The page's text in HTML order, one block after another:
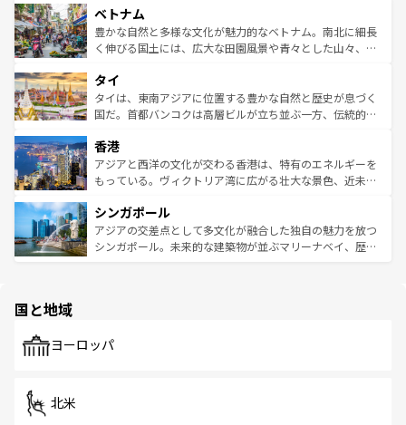
参照してほしい。
容にもいいと評判のスイーツなど、バラエティ豊かな料理
が味わえる。 なお、新着の台湾情報は コンテンツ一覧を参
照してほしい。
き、地方に足を延ばせば四季折々の自然美を楽しむことが
できる。そして、キムチや焼肉、絶品のストリートフード
まで、さまざまな韓国料理が待っている。夜には、韓国な
リティに包まれながら、韓国の多彩な魅力を心ゆくまで味
わってみてほしい。 なお、新着の韓国情報はコンテンツ一
覧を参照してほしい。
ベトナム
豊かな自然と多様な文化が魅力的なベトナム。南北に細長
く伸びる国土には、広大な田園風景や青々とした山々、世
急速な発展と共に伝統が息づく。ハノイの古い町並みやホ
ーチミン市のフランス統治時代の建物も、独特の雰囲気を
醸し出している。また、バラエティの豊かさとおいしさで
とつ。フォーやバインミー、ベトナムコーヒーなどは、ぜ
ひ現地で味わいたい。どの地域を訪れてもあたたかい人々
が旅行者を迎えてくれるので、きっと忘れられない旅にな
参照してほしい。
タイ
タイは、東南アジアに位置する豊かな自然と歴史が息づく
国だ。首都バンコクは高層ビルが立ち並ぶ一方、伝統的な
の活気が交差している。北部ではチェンマイなどの山岳地
帯で自然と触れ合い、南部ではプーケットやクラビの美し
いビーチでリゾート気分を楽しむことができる。タイ料理
激する。気候は一年中温暖で、どの季節にも異なる楽しみ
が待っている。親しみやすいタイの人々、仏教を中心とし
た文化、そして多様な観光資源が、訪れる旅人を魅了し続
香港
アジアと西洋の文化が交わる香港は、特有のエネルギーを
もっている。ヴィクトリア湾に広がる壮大な景色、近未来
み、どこを訪れても感動するはず。観光スポットが密集し
ており、効率よく見どころを回れるのも魅力。息をのむよ
うな絶景から文化的な体験まで、香港を存分に楽しみ尽く
シンガポール
アジアの交差点として多文化が融合した独自の魅力を放つ
シンガポール。未来的な建築物が並ぶマリーナベイ、歴史
で、ホーカーズは地元の風情を楽しめる外せないスポット
国と地域
ヨーロッパ
北米